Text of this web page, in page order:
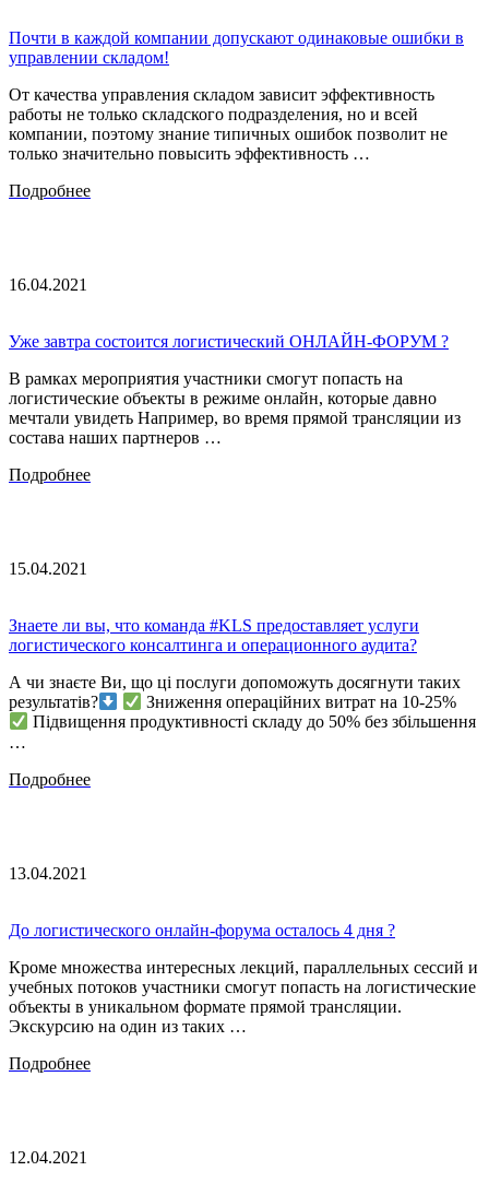
Почти в каждой компании допускают одинаковые ошибки в
управлении складом!
От качества управления складом зависит эффективность
работы не только складского подразделения, но и всей
компании, поэтому знание типичных ошибок позволит не
только значительно повысить эффективность …
Подробнее
16.04.2021
Уже завтра состоится логистический ОНЛАЙН-ФОРУМ ?
В рамках мероприятия участники смогут попасть на
логистические объекты в режиме онлайн, которые давно
мечтали увидеть Например, во время прямой трансляции из
состава наших партнеров …
Подробнее
15.04.2021
Знаете ли вы, что команда #KLS предоставляет услуги
логистического консалтинга и операционного аудита?
А чи знаєте Ви, що ці послуги допоможуть досягнути таких
результатів?
Зниження операційних витрат на 10-25%
Підвищення продуктивності складу до 50% без збільшення
…
Подробнее
13.04.2021
До логистического онлайн-форума осталось 4 дня ?
Кроме множества интересных лекций, параллельных сессий и
учебных потоков участники смогут попасть на логистические
объекты в уникальном формате прямой трансляции.
Экскурсию на один из таких …
Подробнее
12.04.2021